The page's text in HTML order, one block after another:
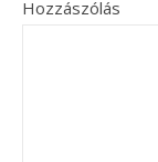
Hozzászólás